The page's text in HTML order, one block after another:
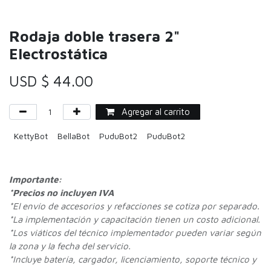
Rodaja doble trasera 2"
Electrostática
USD $ 44.00
Agregar al carrito
KettyBot BellaBot PuduBot2 PuduBot2
Importante:
*Precios no incluyen IVA
*El envío de accesorios y refacciones se cotiza por separado.
*La implementación y capacitación tienen un costo adicional.
*Los viáticos del técnico implementador pueden variar según
la zona y la fecha del servicio.
*Incluye batería, cargador, licenciamiento, soporte técnico y